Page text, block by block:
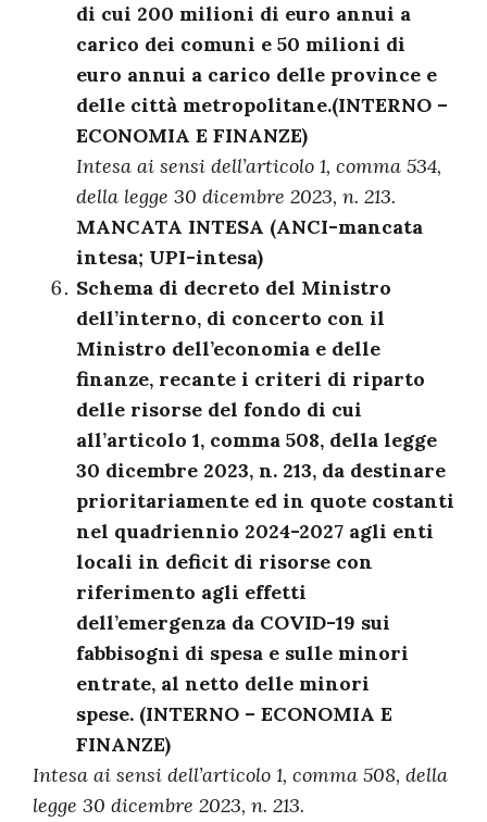
di cui 200 milioni di euro annui a
carico dei comuni e 50 milioni di
euro annui a carico delle province e
delle città metropolitane.(INTERNO –
ECONOMIA E FINANZE)
Intesa ai sensi dell’articolo 1, comma 534,
della legge 30 dicembre 2023, n. 213.
MANCATA INTESA (ANCI-mancata
intesa; UPI-intesa)
Schema di decreto del Ministro
dell’interno, di concerto con il
Ministro dell’economia e delle
finanze, recante i criteri di riparto
delle risorse del fondo di cui
all’articolo 1, comma 508, della legge
30 dicembre 2023, n. 213, da destinare
prioritariamente ed in quote costanti
nel quadriennio 2024-2027 agli enti
locali in deficit di risorse con
riferimento agli effetti
dell’emergenza da COVID-19 sui
fabbisogni di spesa e sulle minori
entrate, al netto delle minori
spese. (INTERNO – ECONOMIA E
FINANZE)
Intesa ai sensi dell’articolo 1, comma 508, della
legge 30 dicembre 2023, n. 213.